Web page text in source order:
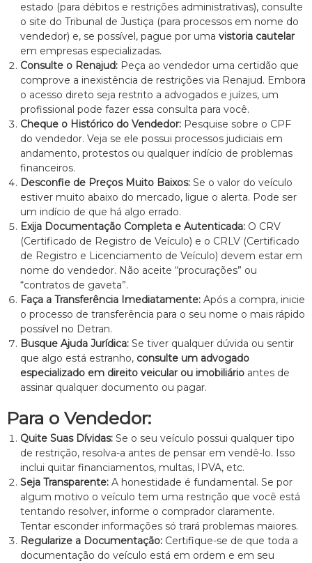
estado (para débitos e restrições administrativas), consulte
o site do Tribunal de Justiça (para processos em nome do
vendedor) e, se possível, pague por uma vistoria cautelar
em empresas especializadas.
Consulte o Renajud:Peça ao vendedor uma certidão que
comprove a inexistência de restrições via Renajud. Embora
o acesso direto seja restrito a advogados e juízes, um
profissional pode fazer essa consulta para você.
Cheque o Histórico do Vendedor:Pesquise sobre o CPF
do vendedor. Veja se ele possui processos judiciais em
andamento, protestos ou qualquer indício de problemas
financeiros.
Desconfie de Preços Muito Baixos:Se o valor do veículo
estiver muito abaixo do mercado, ligue o alerta. Pode ser
um indício de que há algo errado.
Exija Documentação Completa e Autenticada:O CRV
(Certificado de Registro de Veículo) e o CRLV (Certificado
de Registro e Licenciamento de Veículo) devem estar em
nome do vendedor. Não aceite “procurações” ou
“contratos de gaveta”.
Faça a Transferência Imediatamente:Após a compra, inicie
o processo de transferência para o seu nome o mais rápido
possível no Detran.
Busque Ajuda Jurídica:Se tiver qualquer dúvida ou sentir
que algo está estranho, consulte um advogado
especializado em direito veicular ou imobiliárioantes de
assinar qualquer documento ou pagar.
Para o Vendedor:
Quite Suas Dívidas:Se o seu veículo possui qualquer tipo
de restrição, resolva-a antes de pensar em vendê-lo. Isso
inclui quitar financiamentos, multas, IPVA, etc.
Seja Transparente:A honestidade é fundamental. Se por
algum motivo o veículo tem uma restrição que você está
tentando resolver, informe o comprador claramente.
Tentar esconder informações só trará problemas maiores.
Regularize a Documentação:Certifique-se de que toda a
documentação do veículo está em ordem e em seu